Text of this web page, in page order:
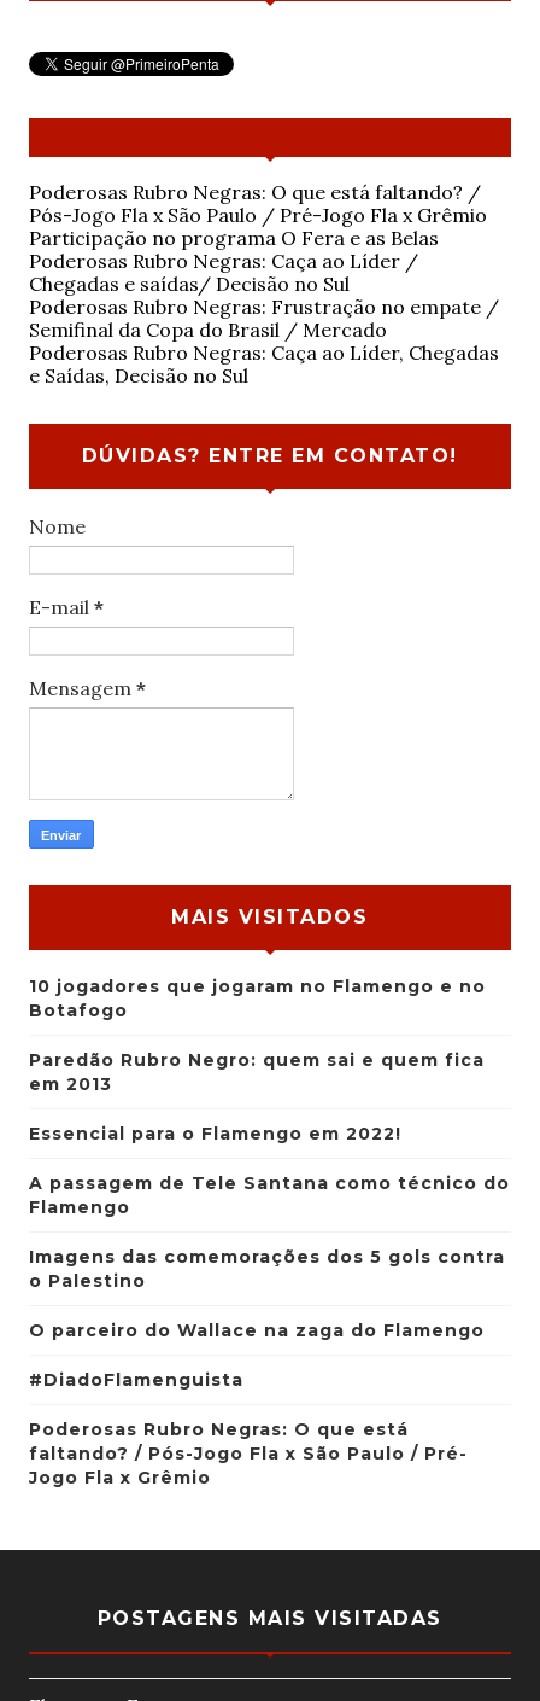
Poderosas Rubro Negras: O que está faltando? /
Pós-Jogo Fla x São Paulo / Pré-Jogo Fla x Grêmio
Participação no programa O Fera e as Belas
Poderosas Rubro Negras: Caça ao Líder /
Chegadas e saídas/ Decisão no Sul
Poderosas Rubro Negras: Frustração no empate /
Semifinal da Copa do Brasil / Mercado
Poderosas Rubro Negras: Caça ao Líder, Chegadas
e Saídas, Decisão no Sul
DÚVIDAS? ENTRE EM CONTATO!
Nome
E-mail *
Mensagem *
MAIS VISITADOS
10 jogadores que jogaram no Flamengo e no
Botafogo
Paredão Rubro Negro: quem sai e quem fica
em 2013
Essencial para o Flamengo em 2022!
A passagem de Tele Santana como técnico do
Flamengo
Imagens das comemorações dos 5 gols contra
o Palestino
O parceiro do Wallace na zaga do Flamengo
#DiadoFlamenguista
Poderosas Rubro Negras: O que está
faltando? / Pós-Jogo Fla x São Paulo / Pré-
Jogo Fla x Grêmio
POSTAGENS MAIS VISITADAS